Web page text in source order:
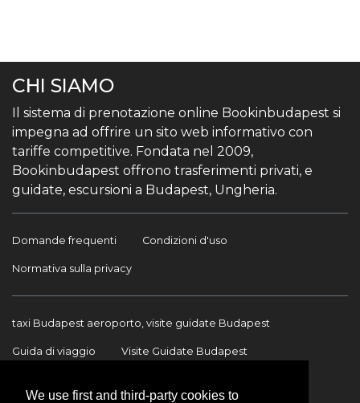
We use first and third-party cookies to
CHI SIAMO
Il sistema di prenotazione online Bookinbudapest si
impegna ad offrire un sito web informativo con
tariffe competitive. Fondata nel 2009,
Bookinbudapest offrono trasferimenti privati, e
guidate, escursioni a Budapest, Ungheria.
Domande frequenti Condizioni d'uso
Normativa sulla privacy
taxi Budapest aeroporto, visite guidate Budapest
Guida di viaggio Visite Guidate Budapest